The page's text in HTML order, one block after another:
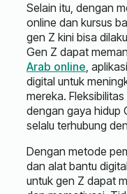
Selain itu, dengan
online dan kursus
gen Z kini bisa
Gen Z dapat
Arab online,
digital untuk
mereka.
dengan gaya hidup
selalu terhubung
Dengan metode
dan alat bantu
untuk gen Z dapat